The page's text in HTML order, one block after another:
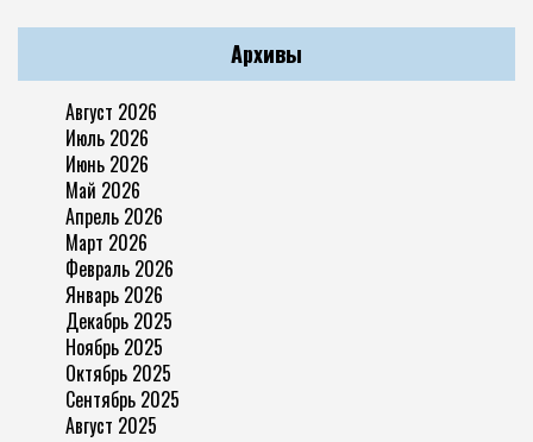
Архивы
Август 2026
Июль 2026
Июнь 2026
Май 2026
Апрель 2026
Март 2026
Февраль 2026
Январь 2026
Декабрь 2025
Ноябрь 2025
Октябрь 2025
Сентябрь 2025
Август 2025